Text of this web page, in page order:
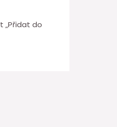
„Přidat do